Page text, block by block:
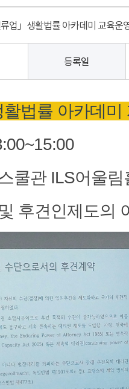
류업」생활법률 아카데미 교육운
등록일
법률 아카데미
쿨관 ILS어울림
후견인제도의